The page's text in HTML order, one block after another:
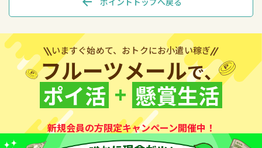
arrow_back ポイントトップへ戻る
いますぐ始めて、おトクにお小遣い稼ぎ
フルーツメールで、
ポイ活 + 懸賞生活